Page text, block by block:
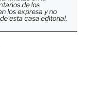
de los
los expresa y no
esta casa editorial.